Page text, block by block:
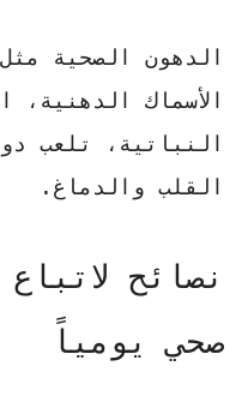
الدهون الصحية
الأسماك الدهنية،
النباتية، تلعب
القلب والدماغ.
نصائح
صحي يومياً